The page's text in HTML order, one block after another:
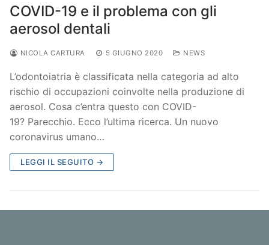
COVID-19 e il problema con gli
aerosol dentali
NICOLA CARTURA 5 GIUGNO 2020 NEWS
L’odontoiatria è classificata nella categoria ad alto
rischio di occupazioni coinvolte nella produzione di
aerosol. Cosa c’entra questo con COVID-
19? Parecchio. Ecco l’ultima ricerca. Un nuovo
coronavirus umano…
LEGGI IL SEGUITO →